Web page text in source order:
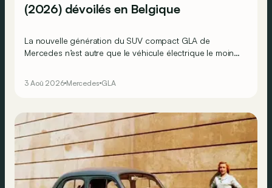
(2026) dévoilés en Belgique
La nouvelle génération du SUV compact GLA de
Mercedes n’est autre que le véhicule électrique le moins
3 Aoû 2026 Mercedes GLA